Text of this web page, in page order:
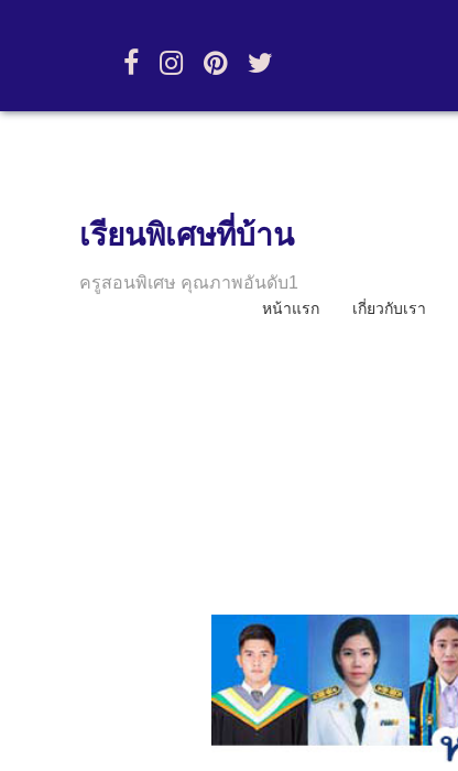
เรียนพิเศษที่บ้าน
ครูสอนพิเศษ คุณภาพอันดับ1
หน้าแรก เกี่ยวกับเรา